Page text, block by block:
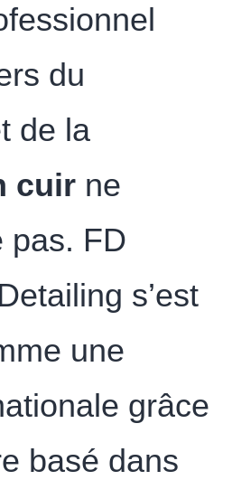
du
de la
cuir ne
pas. FD
s’est
une
grâce
basé dans